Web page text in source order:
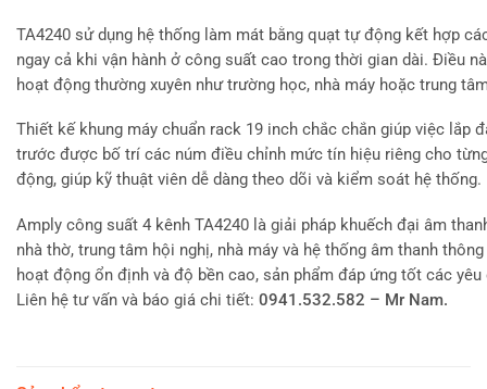
TA4240 sử dụng hệ thống làm mát bằng quạt tự động kết hợp
ngay cả khi vận hành ở công suất cao trong thời gian dài. Điều
hoạt động thường xuyên như trường học, nhà máy hoặc trung
Thiết kế khung máy chuẩn rack 19 inch chắc chắn giúp việc lắp
trước được bố trí các núm điều chỉnh mức tín hiệu riêng cho
động, giúp kỹ thuật viên dễ dàng theo dõi và kiểm soát hệ thống.
Amply công suất 4 kênh TA4240 là giải pháp khuếch đại âm
nhà thờ, trung tâm hội nghị, nhà máy và hệ thống âm thanh
hoạt động ổn định và độ bền cao, sản phẩm đáp ứng tốt các
Liên hệ tư vấn và báo giá chi tiết: 0941.532.582 – Mr Nam.